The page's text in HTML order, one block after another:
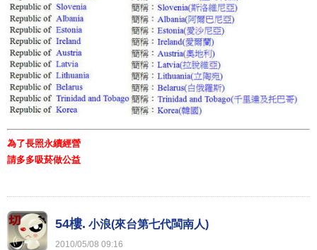
為了長照永續經營
請多多吸菸做公益
54樓. 小浪(來台第七代閩南人)
2010/05/08 09:16